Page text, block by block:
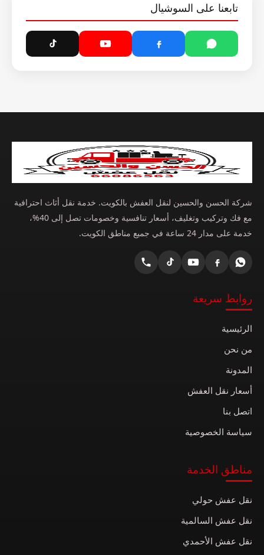
تابعنا على السوشيال
شركة الحسن والحسين لنقل العفش بالكويت. خدمة نقل أثاث احترافية
مع فك وتركيب وتغليف، أسعار تنافسية وخصومات تصل إلى 40%،
خدمة على مدار 24 ساعة في جميع مناطق الكويت.
روابط سريعة
الرئيسية
من نحن
المدونة
أسعار نقل العفش
اتصل بنا
سياسة الخصوصية
مناطق الخدمة
نقل عفش حولي
نقل عفش السالمية
نقل عفش الأحمدي